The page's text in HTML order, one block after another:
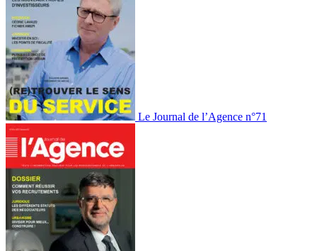
Le Journal de l’Agence n°71